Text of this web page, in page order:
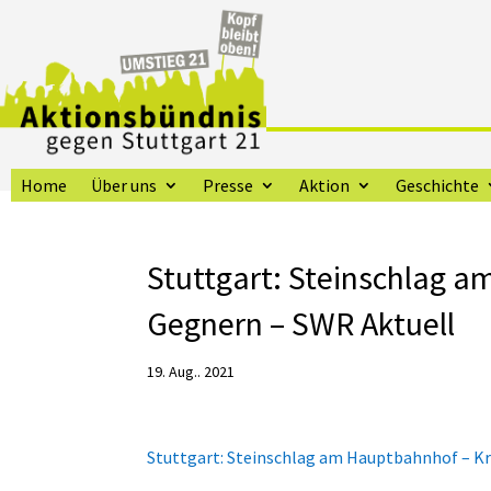
Home Über uns Presse Aktion Geschichte
Stuttgart: Steinschlag
Gegnern – SWR Aktuell
19. Aug.. 2021
Stuttgart: Steinschlag am Hauptbahnhof –